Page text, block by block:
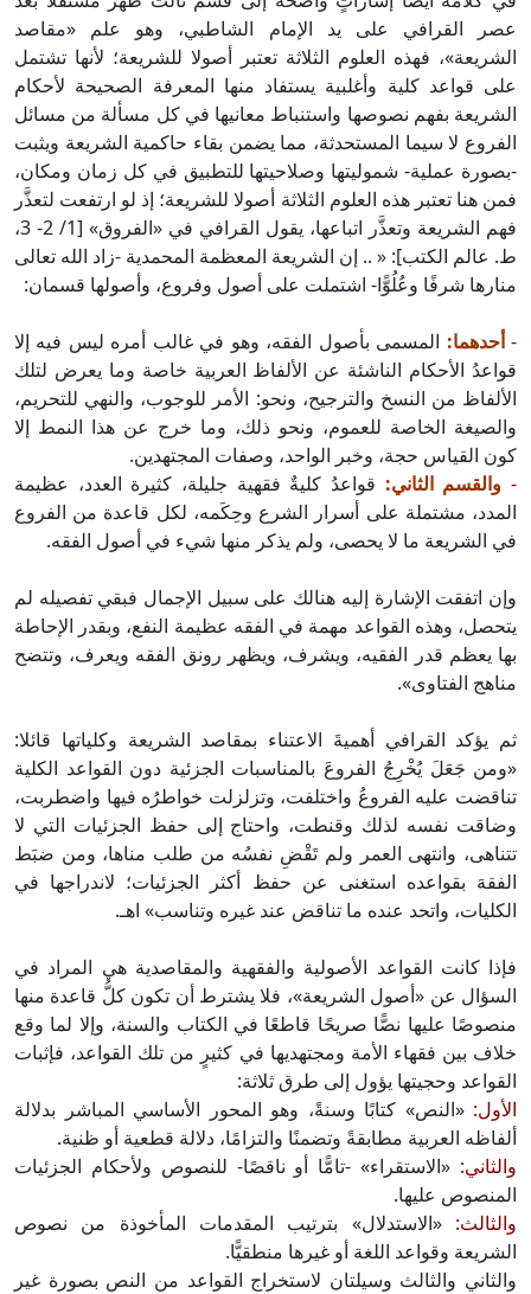
عصر القرافي على يد الإمام الشاطبي، وهو علم «مقاصد
الشريعة»، فهذه العلوم الثلاثة تعتبر أصولا للشريعة؛ لأنها تشتمل
على قواعد كلية وأغلبية يستفاد منها المعرفة الصحيحة لأحكام
الشريعة بفهم نصوصها واستنباط معانيها في كل مسألة من مسائل
الفروع لا سيما المستحدثة، مما يضمن بقاء حاكمية الشريعة ويثبت
-بصورة عملية- شموليتها وصلاحيتها للتطبيق في كل زمان ومكان،
فمن هنا تعتبر هذه العلوم الثلاثة أصولا للشريعة؛ إذ لو ارتفعت لتعذَّر
فهم الشريعة وتعذَّر اتباعها، يقول القرافي في «الفروق» [1/ 2- 3،
ط. عالم الكتب]: « .. إن الشريعة المعظمة المحمدية -زاد الله تعالى
منارها شرفًا وعُلُوًّا- اشتملت على أصول وفروع، وأصولها قسمان:
-أحدهما: المسمى بأصول الفقه، وهو في غالب أمره ليس فيه إلا
قواعدُ الأحكام الناشئة عن الألفاظ العربية خاصة وما يعرض لتلك
الألفاظ من النسخ والترجيح، ونحو: الأمر للوجوب، والنهي للتحريم،
والصيغة الخاصة للعموم، ونحو ذلك، وما خرج عن هذا النمط إلا
كون القياس حجة، وخبر الواحد، وصفات المجتهدين.
- والقسم الثاني: قواعدُ كليةٌ فقهية جليلة، كثيرة العدد، عظيمة
المدد، مشتملة على أسرار الشرع وحِكَمه، لكل قاعدة من الفروع
في الشريعة ما لا يحصى، ولم يذكر منها شيء في أصول الفقه.
وإن اتفقت الإشارة إليه هنالك على سبيل الإجمال فبقي تفصيله لم
يتحصل، وهذه القواعد مهمة في الفقه عظيمة النفع، وبقدر الإحاطة
بها يعظم قدر الفقيه، ويشرف، ويظهر رونق الفقه ويعرف، وتتضح
مناهج الفتاوى».
ثم يؤكد القرافي أهميةَ الاعتناء بمقاصد الشريعة وكلياتها قائلا:
«ومن جَعَلَ يُخْرِجُ الفروعَ بالمناسبات الجزئية دون القواعد الكلية
تناقضت عليه الفروعُ واختلفت، وتزلزلت خواطرُه فيها واضطربت،
وضاقت نفسه لذلك وقنطت، واحتاج إلى حفظ الجزئيات التي لا
تتناهى، وانتهى العمر ولم تَقْضِ نفسُه من طلب مناها، ومن ضبَط
الفقهَ بقواعده استغنى عن حفظ أكثر الجزئيات؛ لاندراجها في
الكليات، واتحد عنده ما تناقض عند غيره وتناسب» اهـ.
فإذا كانت القواعد الأصولية والفقهية والمقاصدية هي المراد في
السؤال عن «أصول الشريعة»، فلا يشترط أن تكون كلُّ قاعدة منها
منصوصًا عليها نصًّا صريحًا قاطعًا في الكتاب والسنة، وإلا لما وقع
خلاف بين فقهاء الأمة ومجتهديها في كثيرٍ من تلك القواعد، فإثبات
القواعد وحجيتها يؤول إلى طرق ثلاثة:
الأول: «النص» كتابًا وسنةً، وهو المحور الأساسي المباشر بدلالة
ألفاظه العربية مطابقةً وتضمنًا والتزامًا، دلالة قطعية أو ظنية.
والثاني: «الاستقراء» -تامًّا أو ناقصًا- للنصوص ولأحكام الجزئيات
المنصوص عليها.
والثالث: «الاستدلال» بترتيب المقدمات المأخوذة من نصوص
الشريعة وقواعد اللغة أو غيرها منطقيًّا.
والثاني والثالث وسيلتان لاستخراج القواعد من النص بصورة غير